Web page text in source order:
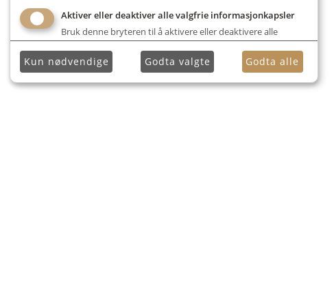
Aktiver eller deaktiver alle valgfrie informasjonkapsler
Bruk denne bryteren til å aktivere eller deaktivere alle
Kun nødvendige Godta valgte Godta alle